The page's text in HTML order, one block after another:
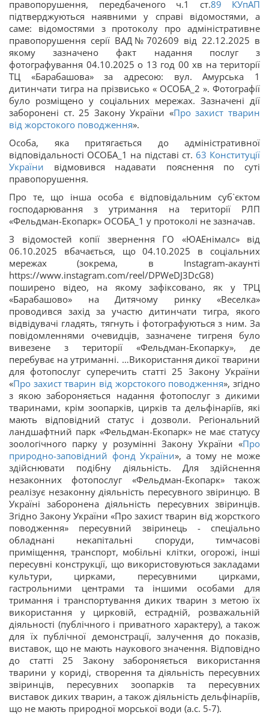
правопорушення, передбаченого ч.1 ст.89 КУпАП
підтверджуються наявними у справі відомостями, а
саме: відомостями з протоколу про адміністративне
правопорушення серії ВАД№702609 від 22.12.2025 в
якому зазначено факт надання послуг з
фотографування 04.10.2025 о 13 год 00 хв на території
ТЦ «Барабашова» за адресою: вул. Амурська 1
дитинчати тигра на прізвисько « ОСОБА_2 ». Фотографії
було розміщено у соціальних мережах. Зазначені дії
заборонені ст. 25 Закону України «Про захист тварин
від жорстокого поводження».
Особа, яка притягається до адміністративної
відповідальності ОСОБА_1 на підставі ст. 63 Конституції
України відмовився надавати пояснення по суті
правопорушення.
Про те, що інша особа є відповідальним суб`єктом
господарювання з утримання на території РЛП
«Фельдман-Екопарк» ОСОБА_1 у протоколі не зазначав.
З відомостей копії звернення ГО «ЮАЕнімалс» від
06.10.2025 вбачається, що 04.10.2025 в соціальних
мережах (зокрема, в Instagram-акаунті
https://www.instagram.com/reel/DPWeDJ3DcG8)
поширено відео, на якому зафіксовано, як у ТРЦ
«Барабашово» на Дитячому ринку «Веселка»
проводився захід за участю дитинчати тигра, якого
відвідувачі гладять, тягнуть і фотографуються з ним. За
повідомленнями очевидців, зазначене тигреня було
вивезене з території «Фельдман-Екопарку», де
перебуває на утриманні. …Використання дикої тварини
для фотопослуг суперечить статті 25 Закону України
«Про захист тварин від жорстокого поводження», згідно
з якою забороняється надання фотопослуг з дикими
тваринами, крім зоопарків, цирків та дельфінаріїв, які
мають відповідний статус і дозволи. Регіональний
ландшафтний парк «Фельдман-Екопарк» не має статусу
зоологічного парку у розумінні Закону України «Про
природно-заповідний фонд України», а тому не може
здійснювати подібну діяльність. Для здійснення
незаконних фотопослуг «Фельдман-Екопарк» також
реалізує незаконну діяльність пересувного звіринцю. В
Україні заборонена діяльність пересувних звіринців.
Згідно 3акону України «Про захист тварин від жорсткого
поводження» пересувний звіринець - спеціально
обладнані некапітальні споруди, тимчасові
приміщення, транспорт, мобільні клітки, огорожі, інші
пересувні конструкції, що використовуються закладами
культури, цирками, пересувними цирками,
гастрольними центрами та іншими особами для
тримання і транспортування диких тварин з метою їх
використання у цирковій, естрадній, розважальній
діяльності (публічного і приватного характеру), а також
для їх публічної демонстрації, залучення до показів,
виставок, що не мають наукового значення. Відповідно
до статті 25 Закону забороняється використання
тварини у кориді, створення та діяльність пересувних
звіринців, пересувних зоопарків та пересувних
виставок диких тварин, а також діяльність дельфінаріїв,
що не мають природної морської води (а.с. 5-7).